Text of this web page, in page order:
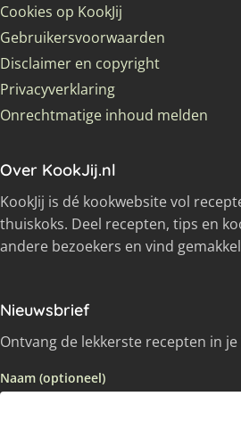
Cookies op KookJij
Gebruikersvoorwaarden
Disclaimer en copyright
Privacyverklaring
Onrechtmatige inhoud melden
Over KookJij.nl
KookJij is dé kookwebsite vol
thuiskoks. Deel recepten, tips en
andere bezoekers en vind
Nieuwsbrief
Ontvang de lekkerste recepten in
Naam (optioneel)